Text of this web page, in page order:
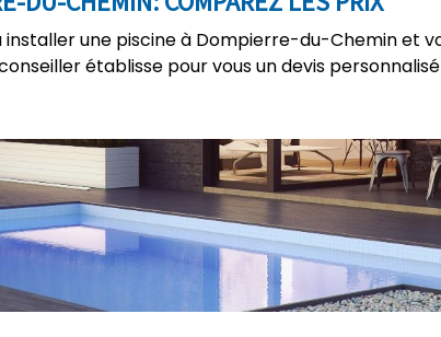
une piscine à Dompierre-du-Chemin et
établisse pour vous un devis